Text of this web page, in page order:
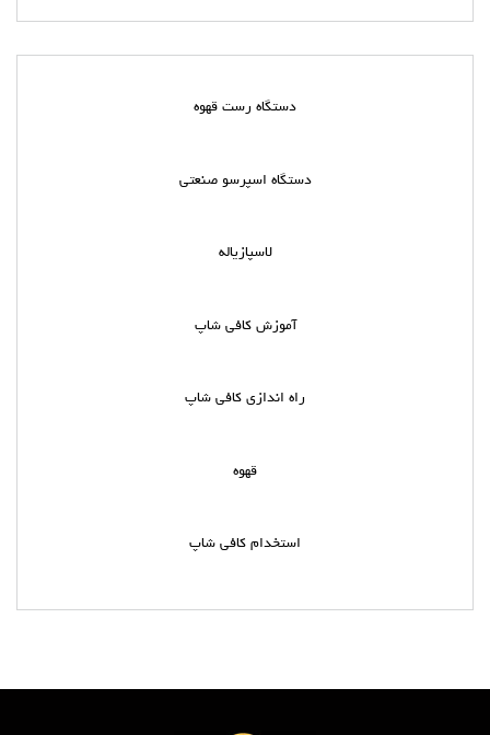
دستگاه رست قهوه
دستگاه اسپرسو صنعتی
لاسپازیاله
آموزش کافی شاپ
راه اندازی کافی شاپ
قهوه
استخدام کافی شاپ